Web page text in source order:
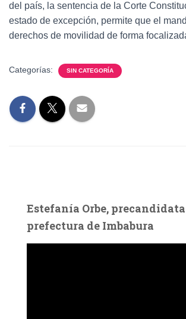
del país, la sentencia de la Corte
estado de excepción, permite que el
derechos de movilidad de forma
Categorías: SIN CATEGORÍA
Estefanía Orbe,
prefectura de Imbabura